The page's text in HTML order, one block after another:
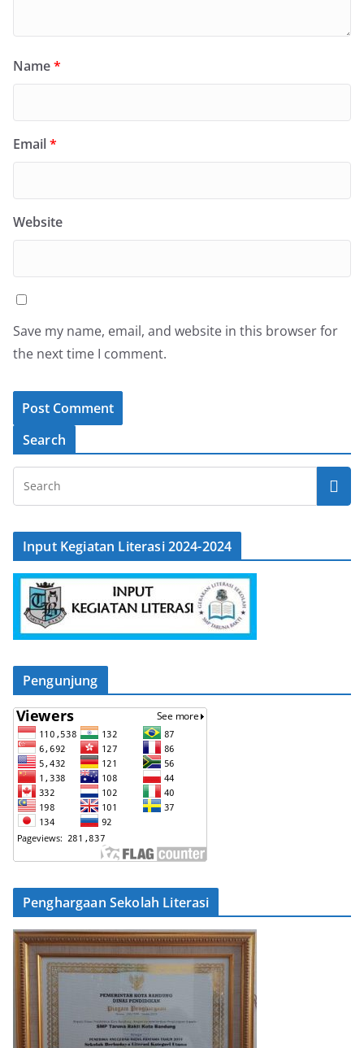
Name*
Email*
Website
Save my name, email, and website in this browser for
the next time I comment.
Search
Input Kegiatan Literasi 2024-2024
Pengunjung
Penghargaan Sekolah Literasi